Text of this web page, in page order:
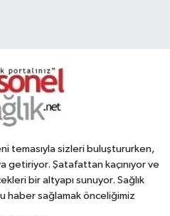
temasıyla sizleri buluştururken,
getiriyor. Şatafattan kaçınıyor ve
bir altyapı sunuyor. Sağlık
haber sağlamak önceliğimiz